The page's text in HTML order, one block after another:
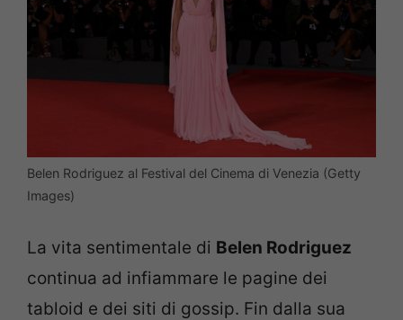
Belen Rodriguez al Festival del Cinema di Venezia (Getty
Images)
La vita sentimentale di Belen Rodriguez
continua ad infiammare le pagine dei
tabloid e dei siti di gossip. Fin dalla sua